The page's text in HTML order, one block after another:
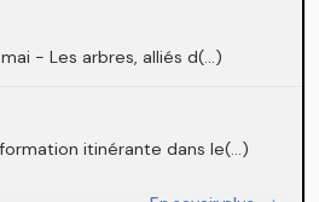
- Les arbres, alliés d(...)
itinérante dans le(...)